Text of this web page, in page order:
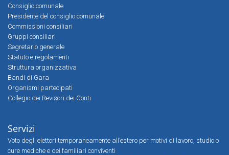
Consiglio comunale
Presidente del consiglio comunale
Commissioni consiliari
Gruppi consiliari
Segretario generale
Statuto e regolamenti
Struttura organizzativa
Bandi di Gara
Organismi partecipati
Collegio dei Revisori dei Conti
Servizi
Voto degli elettori temporaneamente all’estero per motivi di lavoro, studio o
cure mediche e dei familiari conviventi